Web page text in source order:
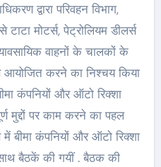
द्वारा परिवहन विभाग,
टाटा मोटर्स, पेट्रोलियम डीलर्स
वाहनों के चालकों के
आयोजित करने का निश्चय किया
कंपनियों और ऑटो रिक्शा
मुद्दों पर काम करने का पहल
बीमा कंपनियों और ऑटो रिक्शा
बैठकें की गयीं . बैठक की